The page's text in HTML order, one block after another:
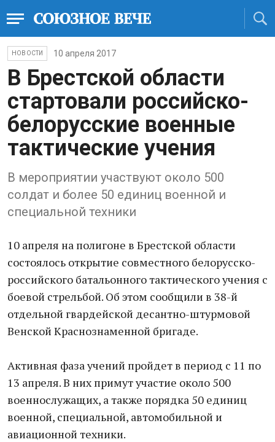
НОВОСТИ 10 апреля 2017
В Брестской области
стартовали российско-
белорусские военные
тактические учения
В мероприятии участвуют около 500
солдат и более 50 единиц военной и
специальной техники
10 апреля на полигоне в Брестской области
состоялось открытие совместного белорусско-
российского батальонного тактического учения с
боевой стрельбой. Об этом сообщили в 38-й
отдельной гвардейской десантно-штурмовой
Венской Краснознаменной бригаде.
Активная фаза учений пройдет в период с 11 по
13 апреля. В них примут участие около 500
военнослужащих, а также порядка 50 единиц
военной, специальной, автомобильной и
авиационной техники.